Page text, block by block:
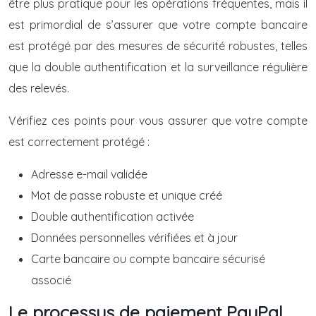
être plus pratique pour les opérations fréquentes, mais il
est primordial de s’assurer que votre compte bancaire
est protégé par des mesures de sécurité robustes, telles
que la double authentification et la surveillance régulière
des relevés.
Vérifiez ces points pour vous assurer que votre compte
est correctement protégé :
Adresse e-mail validée
Mot de passe robuste et unique créé
Double authentification activée
Données personnelles vérifiées et à jour
Carte bancaire ou compte bancaire sécurisé
associé